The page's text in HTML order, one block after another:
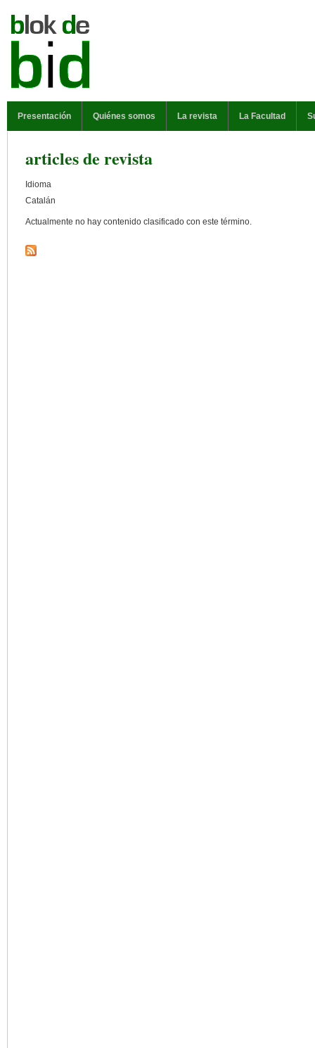
Presentación Quiénes somos La revista La Facultad
articles de revista
Idioma
Catalán
Actualmente no hay contenido clasificado con este término.